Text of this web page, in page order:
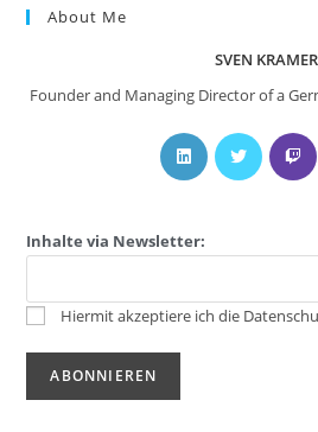
About Me
SVEN KRAMER
Founder and Managing Director of a
Inhalte via Newsletter:
Hiermit akzeptiere ich die